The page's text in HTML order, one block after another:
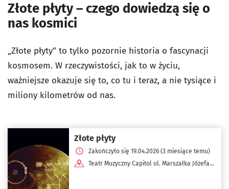
Złote płyty – czego dowiedzą się o
nas kosmici
„Złote płyty” to tylko pozornie historia o fascynacji
kosmosem. W rzeczywistości, jak to w życiu,
ważniejsze okazuje się to, co tu i teraz, a nie tysiące i
miliony kilometrów od nas.
Złote płyty
Zakończyło się 19.04.2026 (3 miesiące temu)
Teatr Muzyczny Capitol ul. Marszałka Józefa